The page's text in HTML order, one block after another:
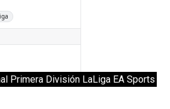
Primera División LaLiga EA Sports